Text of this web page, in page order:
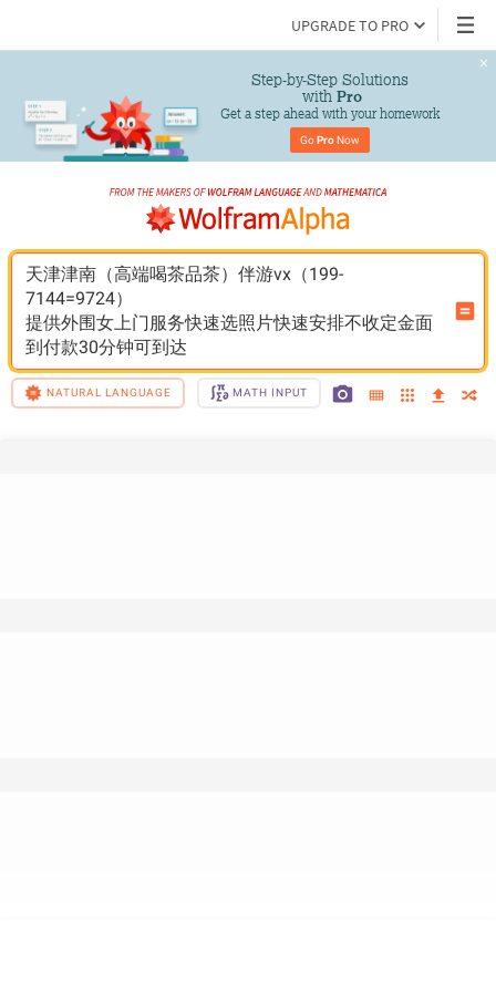
UPGRADE TO PRO
Step-by-Step Solutions
with Pro
Get a step ahead with your homework
Go Pro Now
天津津南（高端喝茶品茶）伴游vx（199-
7144=9724）
提供外围女上门服务快速选照片快速安排不收定金面
到付款30分钟可到达
NATURAL LANGUAGE MATH INPUT